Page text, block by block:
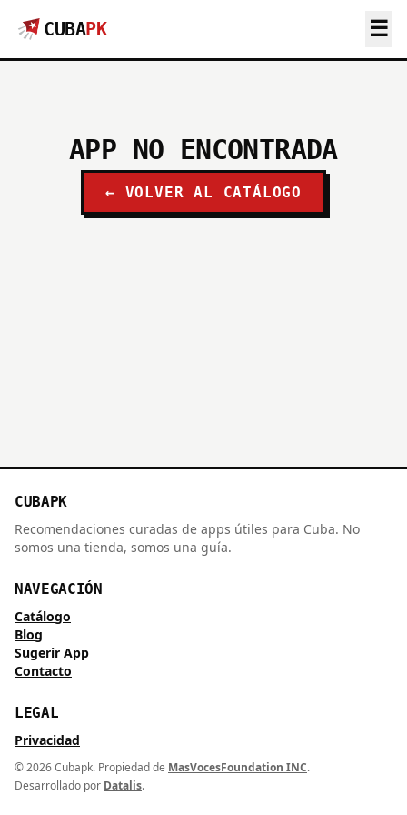
CUBAPK ☰
APP NO ENCONTRADA
← VOLVER AL CATÁLOGO
CUBAPK
Recomendaciones curadas de apps útiles para Cuba. No
somos una tienda, somos una guía.
NAVEGACIÓN
Catálogo
Blog
Sugerir App
Contacto
LEGAL
Privacidad
©2026Cubapk. Propiedad de MasVocesFoundation INC.
Desarrollado por Datalis.